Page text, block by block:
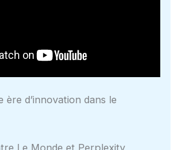
ère d’innovation dans le
Le Monde et Perplexity